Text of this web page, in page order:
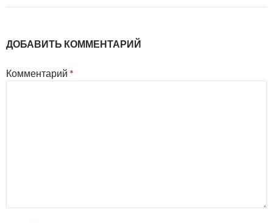
ДОБАВИТЬ КОММЕНТАРИЙ
Комментарий *